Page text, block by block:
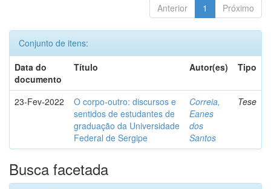
Anterior 1 Próximo
Conjunto de itens:
Data do
documento
Título Autor(es) Tipo
23-Fev-2022
O corpo-outro: discursos e
sentidos de estudantes de
graduação da Universidade
Federal de Sergipe
Correia,
Eanes
dos
Santos
Tese
Busca facetada